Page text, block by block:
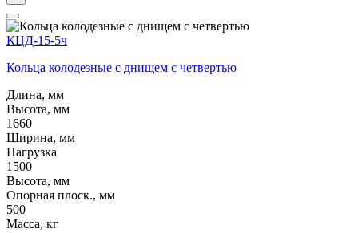
КЦД-15-5ч
Кольца колодезные с днищем с четвертью
Длина, мм
Высота, мм
1660
Ширина, мм
Нагрузка
1500
Высота, мм
Опорная плоск., мм
500
Масса, кг